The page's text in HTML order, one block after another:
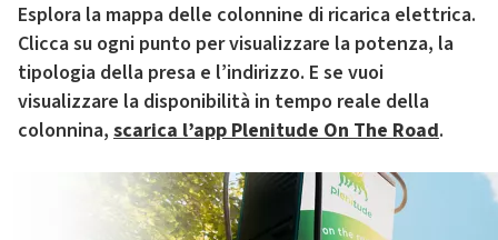
Esplora la mappa delle colonnine di ricarica elettrica.
Clicca su ogni punto per visualizzare la potenza, la
tipologia della presa e l’indirizzo. E se vuoi
visualizzare la disponibilità in tempo reale della
colonnina, scarica l’app Plenitude On The Road.